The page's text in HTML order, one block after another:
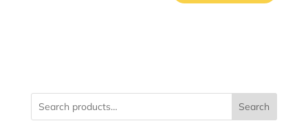
Search